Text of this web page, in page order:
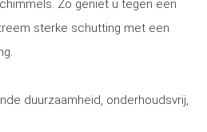
Zo geniet u tegen een
sterke schutting met een
duurzaamheid, onderhoudsvrij,